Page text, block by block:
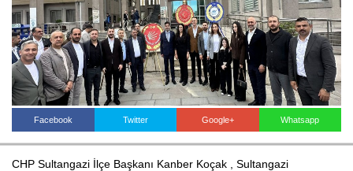
Facebook Twitter Google+ Whatsapp
CHP Sultangazi İlçe Başkanı Kanber Koçak , Sultangazi
KÜNYE
İLETİŞİM
Haberin Doğru Adresi.